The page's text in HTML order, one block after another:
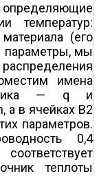
определяющие
температур:
(его
параметры, мы
имена
— q и
а в ячейках B2
параметров.
0,4
теплоты